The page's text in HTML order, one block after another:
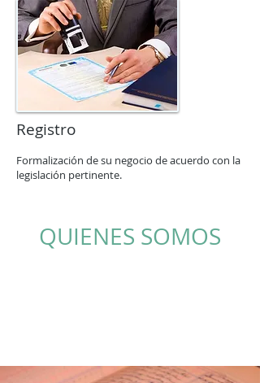
Registro
Formalización de su negocio de acuerdo con la
legislación pertinente.
QUIENES SOMOS